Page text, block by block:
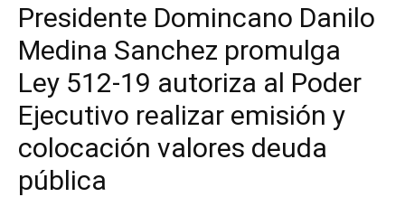
Presidente Domincano Danilo
Medina Sanchez promulga
Ley 512-19 autoriza al Poder
Ejecutivo realizar emisión y
colocación valores deuda
pública